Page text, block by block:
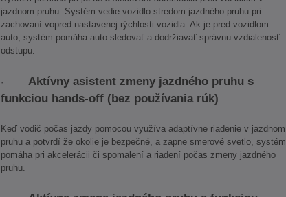
jazdnom pruhu. Systém vedie vozidlo stredom jazdného pruhu pri
zachovaní vopred nastavenej rýchlosti vozidla. Ak je pred vozidlom
auto, systém pomáha auto sledovať a dodržiavať správnu vzdialenosť
odstupu.
· Aktívny asistent zmeny jazdného pruhu s
funkciou hands-off (bez používania rúk)
Keď vodič počas jazdy pomocou využíva adaptívne riadenie v jazdnom
pruhu a potvrdí že okolie je bezpečné, a zapne smerové svetlo, systém
pomáha pri akcelerácii či spomalení a riadení počas zmeny jazdného
pruhu.